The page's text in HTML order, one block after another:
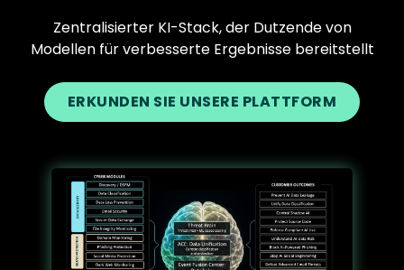
Zentralisierter KI-Stack, der Dutzende von
Modellen für verbesserte Ergebnisse bereitstellt
ERKUNDEN SIE UNSERE PLATTFORM